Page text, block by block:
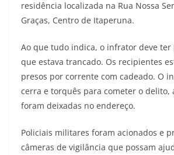
residência localizada na Rua Nossa
Graças, Centro de Itaperuna.
Ao que tudo indica, o infrator deve
que estava trancado. Os recipientes
presos por corrente com cadeado. O
cerra e torquês para cometer o delito,
foram deixadas no endereço.
Policiais militares foram acionados e
câmeras de vigilância que possam